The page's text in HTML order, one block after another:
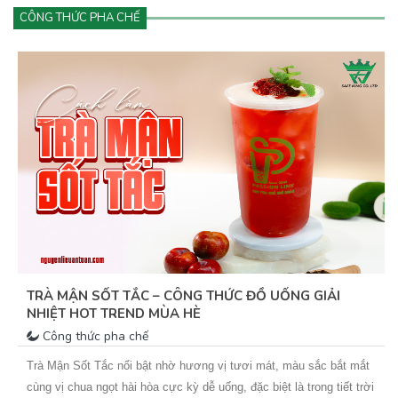
CÔNG THỨC PHA CHẾ
TRÀ MẬN SỐT TẮC – CÔNG THỨC ĐỒ UỐNG GIẢI
NHIỆT HOT TREND MÙA HÈ
Công thức pha chế
Trà Mận Sốt Tắc nổi bật nhờ hương vị tươi mát, màu sắc bắt mắt
cùng vị chua ngọt hài hòa cực kỳ dễ uống, đặc biệt là trong tiết trời